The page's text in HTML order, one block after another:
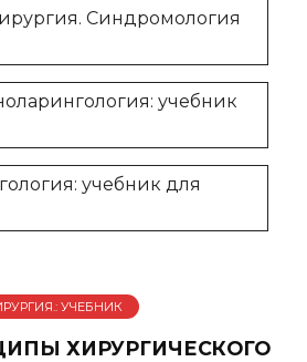
Синдромология
учебник
учебник для
УЧЕБНИК
ХИРУРГИЧЕСКОГО